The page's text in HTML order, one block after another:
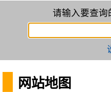
请输入要查询
网站地图